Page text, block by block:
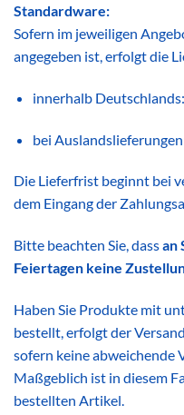
Standardware:
Sofern im jeweiligen
angegeben ist, erfolgt die
innerhalb Deutschlands:
bei
Die Lieferfrist beginnt bei
dem Eingang der
Bitte beachten Sie, dassan
Feiertagen keine
Haben Sie Produkte mit
bestellt, erfolgt der
sofern keine abweichende
Maßgeblich ist in diesem
bestellten Artikel.